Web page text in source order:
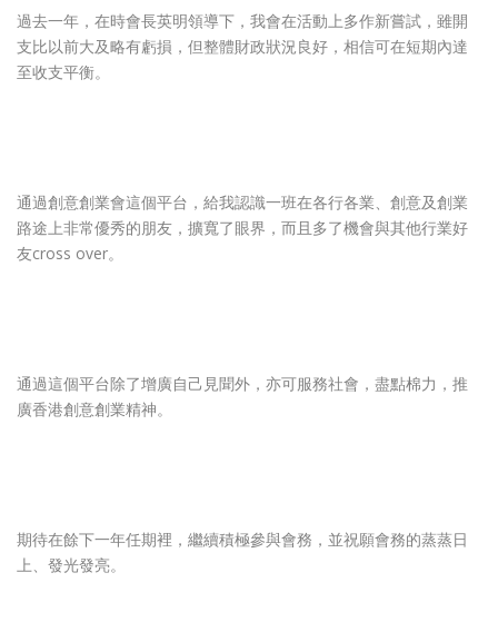
過去一年，在時會長英明領導下，我會在活動上多作新嘗試，雖開
支比以前大及略有虧損，但整體財政狀況良好，相信可在短期內達
至收支平衡。
通過創意創業會這個平台，給我認識一班在各行各業、創意及創業
路途上非常優秀的朋友，擴寬了眼界，而且多了機會與其他行業好
友cross over。
通過這個平台除了增廣自己見聞外，亦可服務社會，盡點棉力，推
廣香港創意創業精神。
期待在餘下一年任期裡，繼續積極參與會務，並祝願會務的蒸蒸日
上、發光發亮。